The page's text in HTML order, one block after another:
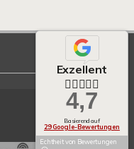
Exzellent
4,7
Basierend auf
29 Google-Bewertungen
Echtheit von Bewertungen